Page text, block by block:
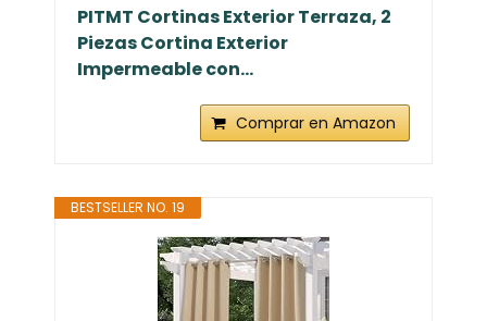
PITMT Cortinas Exterior Terraza, 2
Piezas Cortina Exterior
Impermeable con...
Comprar en Amazon
BESTSELLER NO. 19